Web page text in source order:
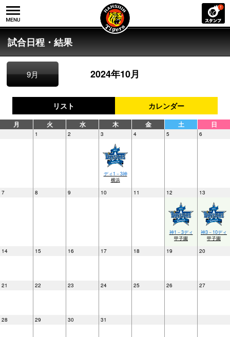
試合日程・結果
9月 2024年10月
リスト カレンダー
月 火 水 木 金 土 日
1 2 3 4 5 6
ディ1－3神
横浜
7 8 9 10 11 12 13
神1－3ディ
甲子園
神3－10ディ
甲子園
14 15 16 17 18 19 20
21 22 23 24 25 26 27
28 29 30 31